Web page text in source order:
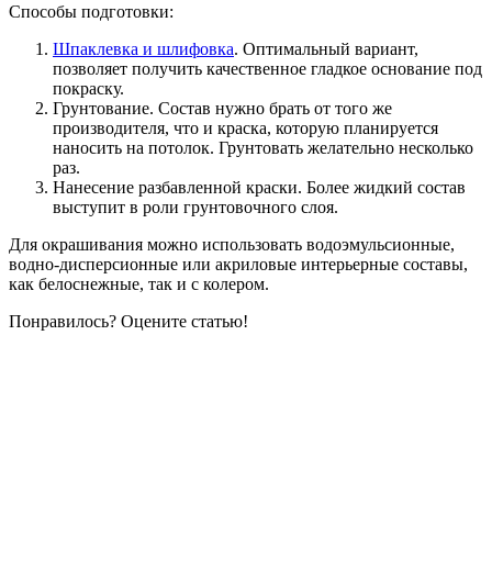
Способы подготовки:
Шпаклевка и шлифовка. Оптимальный вариант,
позволяет получить качественное гладкое основание под
покраску.
Грунтование. Состав нужно брать от того же
производителя, что и краска, которую планируется
наносить на потолок. Грунтовать желательно несколько
раз.
Нанесение разбавленной краски. Более жидкий состав
выступит в роли грунтовочного слоя.
Для окрашивания можно использовать водоэмульсионные,
водно-дисперсионные или акриловые интерьерные составы,
как белоснежные, так и с колером.
Понравилось? Оцените статью!